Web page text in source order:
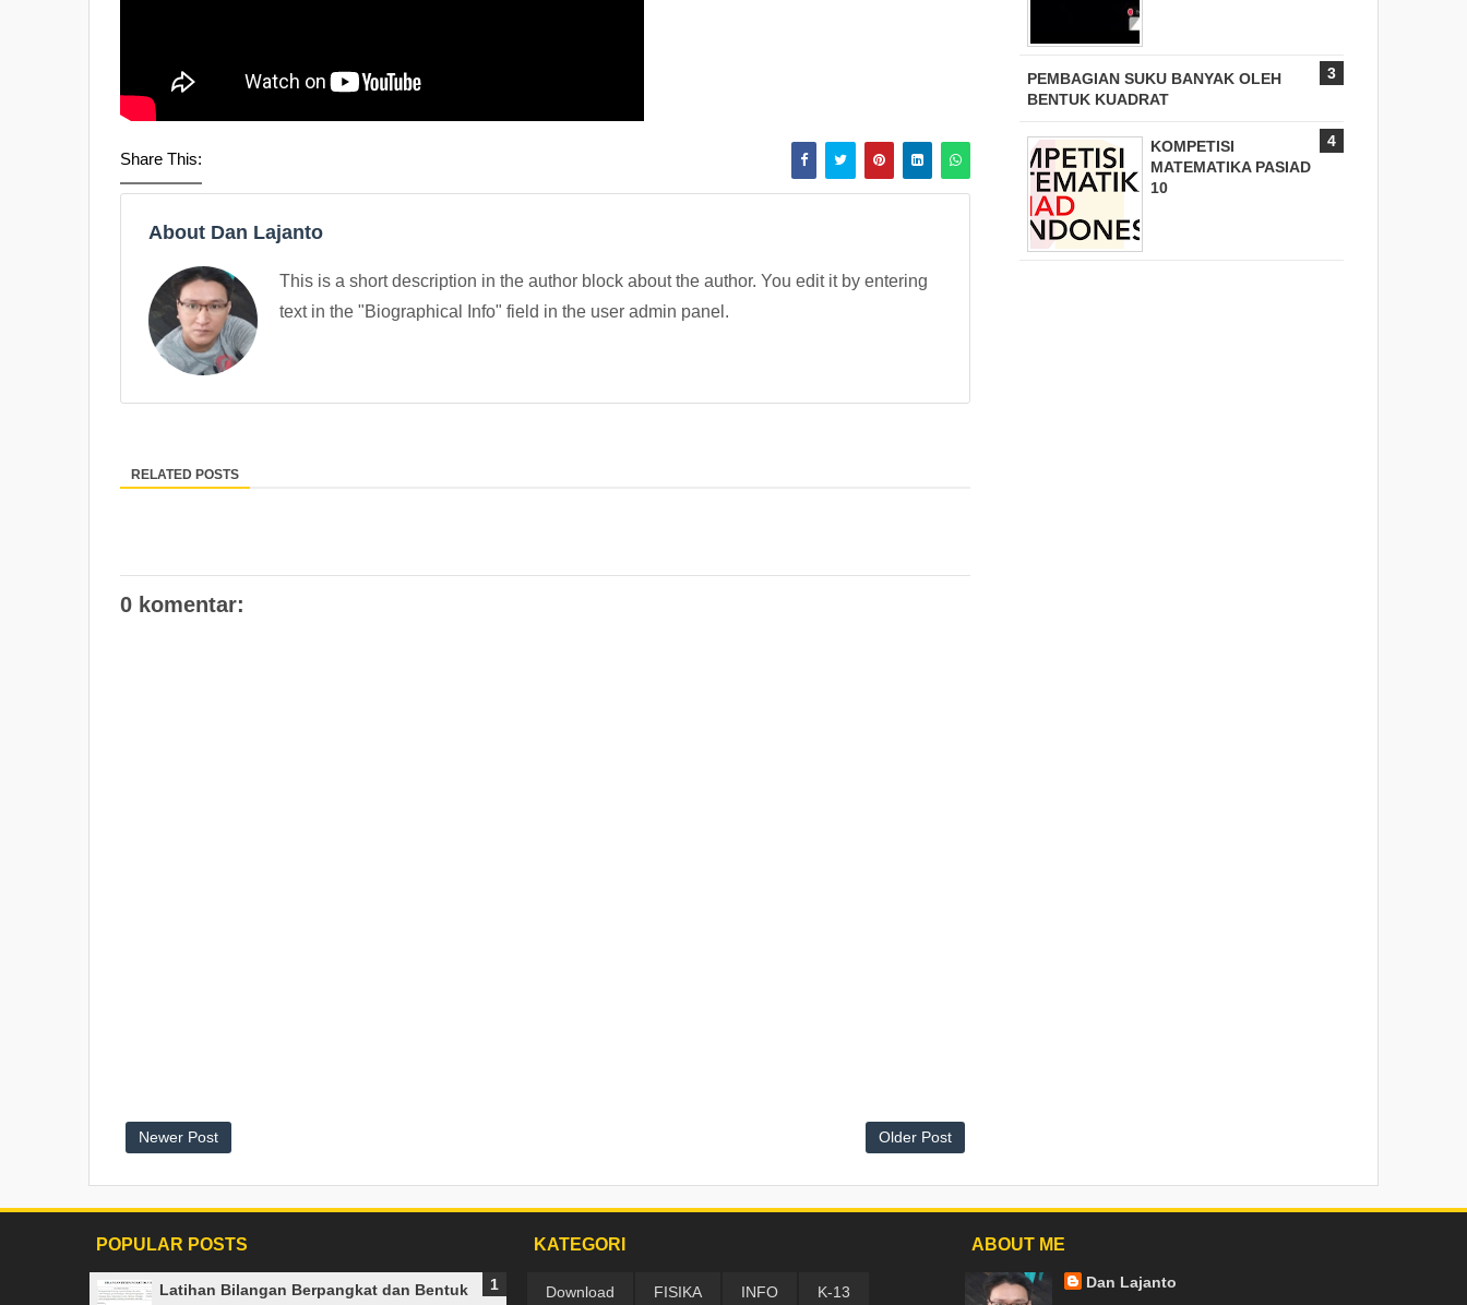
Share This:
About Dan Lajanto
This is a short description in the author block about the author. You edit it by entering
text in the "Biographical Info" field in the user admin panel.
RELATED POSTS
0 komentar:
Newer Post Older Post
PEMBAGIAN SUKU BANYAK OLEH
BENTUK KUADRAT
KOMPETISI
MATEMATIKA PASIAD
10
POPULAR POSTS
Latihan Bilangan Berpangkat dan Bentuk
KATEGORI
Download FISIKA INFO K-13
ABOUT ME
Dan Lajanto